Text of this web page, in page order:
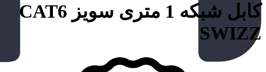
کابل شبکه 1 متری سویز CAT6
SWIZZ